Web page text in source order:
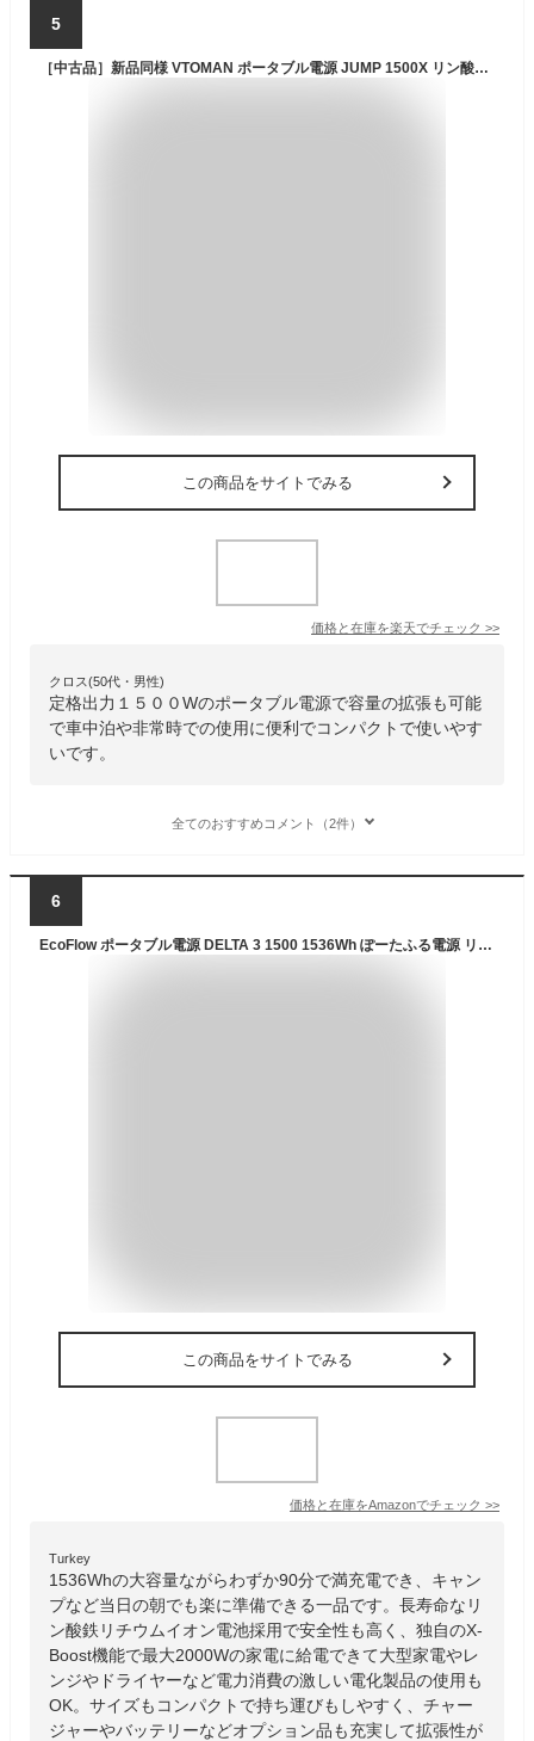
5
［中古品］新品同様 VTOMAN ポータブル電源 JUMP 1500X リン酸鉄 828Wh ポータブルバッテリー 大容量 定格出力1500W 容量拡張可能 ジャンプスターター 純正弦波 車中泊 キャンプ 防災 非常用バッテリー 家庭用 防災対策
この商品をサイトでみる
価格と在庫を楽天でチェック >>
クロス(50代・男性)
定格出力１５００Wのポータブル電源で容量の拡張も可能
で車中泊や非常時での使用に便利でコンパクトで使いやす
いです。
全てのおすすめコメント（2件）
6
EcoFlow ポータブル電源 DELTA 3 1500 1536Wh ぽーたふる電源 リン酸鉄リチウムイオン 90分で満充電 長寿命 大容量 家庭用 蓄電池 発電機 バッテリー 車中泊 停電 防災グッズ エコフロー グレー色
この商品をサイトでみる
価格と在庫をAmazonでチェック >>
Turkey
1536Whの大容量ながらわずか90分で満充電でき、キャン
プなど当日の朝でも楽に準備できる一品です。長寿命なリ
ン酸鉄リチウムイオン電池採用で安全性も高く、独自のX-
Boost機能で最大2000Wの家電に給電できて大型家電やレ
ンジやドライヤーなど電力消費の激しい電化製品の使用も
OK。サイズもコンパクトで持ち運びもしやすく、チャー
ジャーやバッテリーなどオプション品も充実して拡張性が